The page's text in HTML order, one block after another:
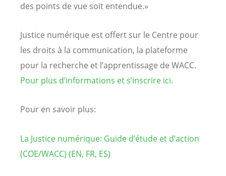
des points de vue soit entendue.»
Justice numérique est offert sur le Centre pour
les droits à la communication, la plateforme
pour la recherche et l’apprentissage de WACC.
Pour plus d’informations et s’inscrire ici.
Pour en savoir plus:
La Justice numérique: Guide d’étude et d’action
(COE/WACC) (EN, FR, ES)